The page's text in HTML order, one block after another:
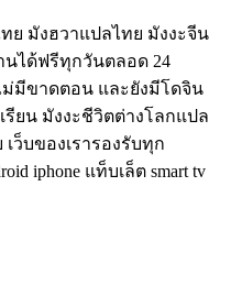
ทย มังฮวาแปลไทย มังงะจีน
นได้ฟรีทุกวันตลอด 24
ม่มีขาดตอน และยังมีโดจิน
เรียน มังงะชีวิตต่างโลกแปล
ว็บของเรารองรับทุก
iphone แท็บเล็ต smart tv